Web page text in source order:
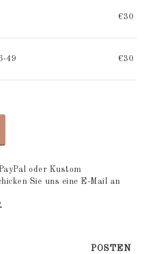
€30
49 €30
oder Kustom
Sie uns eine E-Mail an
POSTEN